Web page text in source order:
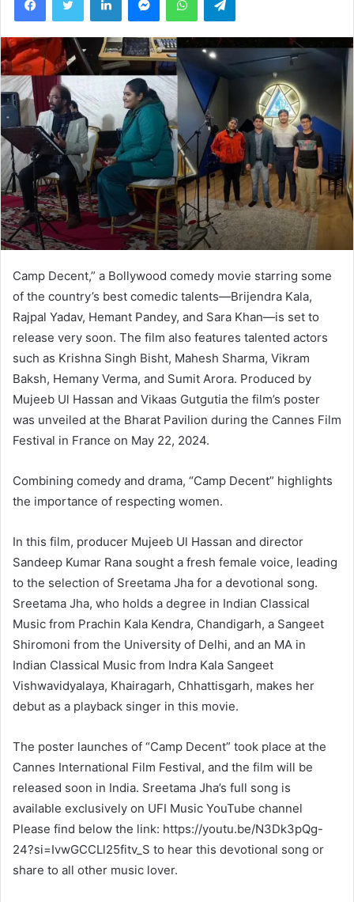
d
a
e
m
a
i
l
Camp Decent,” a Bollywood comedy movie starring some
of the country’s best comedic talents—Brijendra Kala,
Rajpal Yadav, Hemant Pandey, and Sara Khan—is set to
release very soon. The film also features talented actors
such as Krishna Singh Bisht, Mahesh Sharma, Vikram
Baksh, Hemany Verma, and Sumit Arora. Produced by
Mujeeb Ul Hassan and Vikaas Gutgutia the film’s poster
was unveiled at the Bharat Pavilion during the Cannes Film
Festival in France on May 22, 2024.
Combining comedy and drama, “Camp Decent” highlights
the importance of respecting women.
In this film, producer Mujeeb Ul Hassan and director
Sandeep Kumar Rana sought a fresh female voice, leading
to the selection of Sreetama Jha for a devotional song.
Sreetama Jha, who holds a degree in Indian Classical
Music from Prachin Kala Kendra, Chandigarh, a Sangeet
Shiromoni from the University of Delhi, and an MA in
Indian Classical Music from Indra Kala Sangeet
Vishwavidyalaya, Khairagarh, Chhattisgarh, makes her
debut as a playback singer in this movie.
The poster launches of “Camp Decent” took place at the
Cannes International Film Festival, and the film will be
released soon in India. Sreetama Jha’s full song is
available exclusively on UFI Music YouTube channel
Please find below the link: https://youtu.be/N3Dk3pQg-
24?si=IvwGCCLl25fitv_S to hear this devotional song or
share to all other music lover.